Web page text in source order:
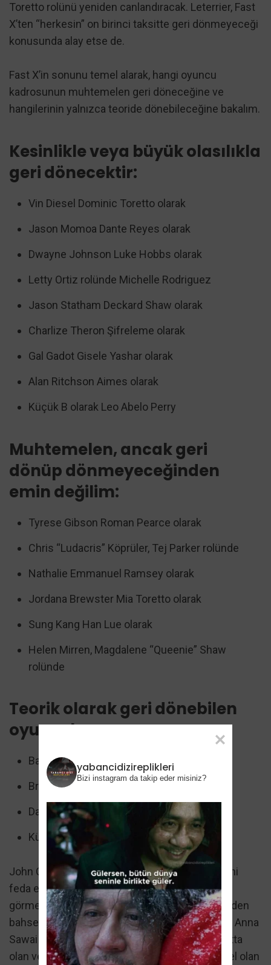
Toretto rolünü yeniden canlandıracak. Leterrier, Fast
X’ten “herkesin” on birinci taksitte geri dönmeyeceği
konusunda alay etse de.
Fast X’in sonunu temel alarak, hangi oyuncu
kadrosunun muhtemelen geri döneceğine ve
hangilerinin yalnızca teoride dönebileceğine bakalım.
Kesinlikle veya büyük olasılıkla
geri dönecektir:
Vin Diesel Dominic Toretto olarak
Jason Momoa Dante Reyes olarak
Dwayne Johnson Luke Hobbs olarak
Letty Ortiz rolünde Michelle Rodriguez
Jason Statham Deckard Shaw olarak
Charlize Theron Şifreleme olarak
Gal Gadot Gisele Yashar olarak
Alan Ritchson Aimes olarak
Küçük B olarak Leo Abelo Perry
Muhtemelen, ancak geri
dönüp dönmeyeceğinden
emin değilim:
Tyrese Gibson Roman Pearce olarak
Chris “Ludacris” Köprüler, Tej Parker rolünde
Nathalie Emmanuel Ramsey olarak
Jordana Brewster Mia Toretto olarak
Sung Kang Han Lue olarak
Helen Mirren, Magdalene “Queenie” Shaw
rolünde
Teorik olarak geri dönebilen
oyuncular:
Bay Hiçkimse olarak Kurt Russell
Brie Larson Tess olarak
Daniela Melchior Isabel Neves olarak
Küçük Kimse olarak Scott Eastwood
John Cena’nın Jakob Toretto’su Fast X’te kendini
feda etse ve bu nedenle onu on birinci taksitte
görmeyi beklemiyor olsak da, bu Hızlı ve Öfkeli’den
bahsediyoruz, yani her şey olabilir. Lucas Black, Anna
Sawai ve Luke Evans gibi karakterleri hala hayatta
olan ve bir sonraki taksitte yer alması muhtemel olan
yabancidizireplikleri
Bizi instagram da takip eder misiniz?